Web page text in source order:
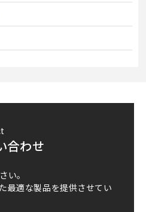
合わせ
い。
最適な製品を提供させてい